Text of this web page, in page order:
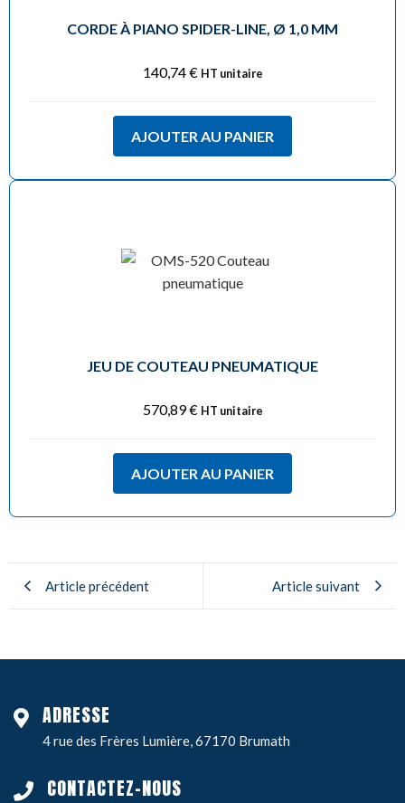
CORDE À PIANO SPIDER-LINE, Ø 1,0 MM
140,74€ HT unitaire
AJOUTER AU PANIER
JEU DE COUTEAU PNEUMATIQUE
570,89€ HT unitaire
AJOUTER AU PANIER
Article précédent Article suivant
ADRESSE
4 rue des Frères Lumière, 67170 Brumath
CONTACTEZ-NOUS